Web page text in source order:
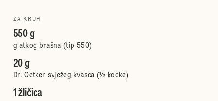
ZA KRUH
550 g
glatkog brašna (tip 550)
20 g
Dr. Oetker svježeg kvasca (½ kocke)
1 žličica